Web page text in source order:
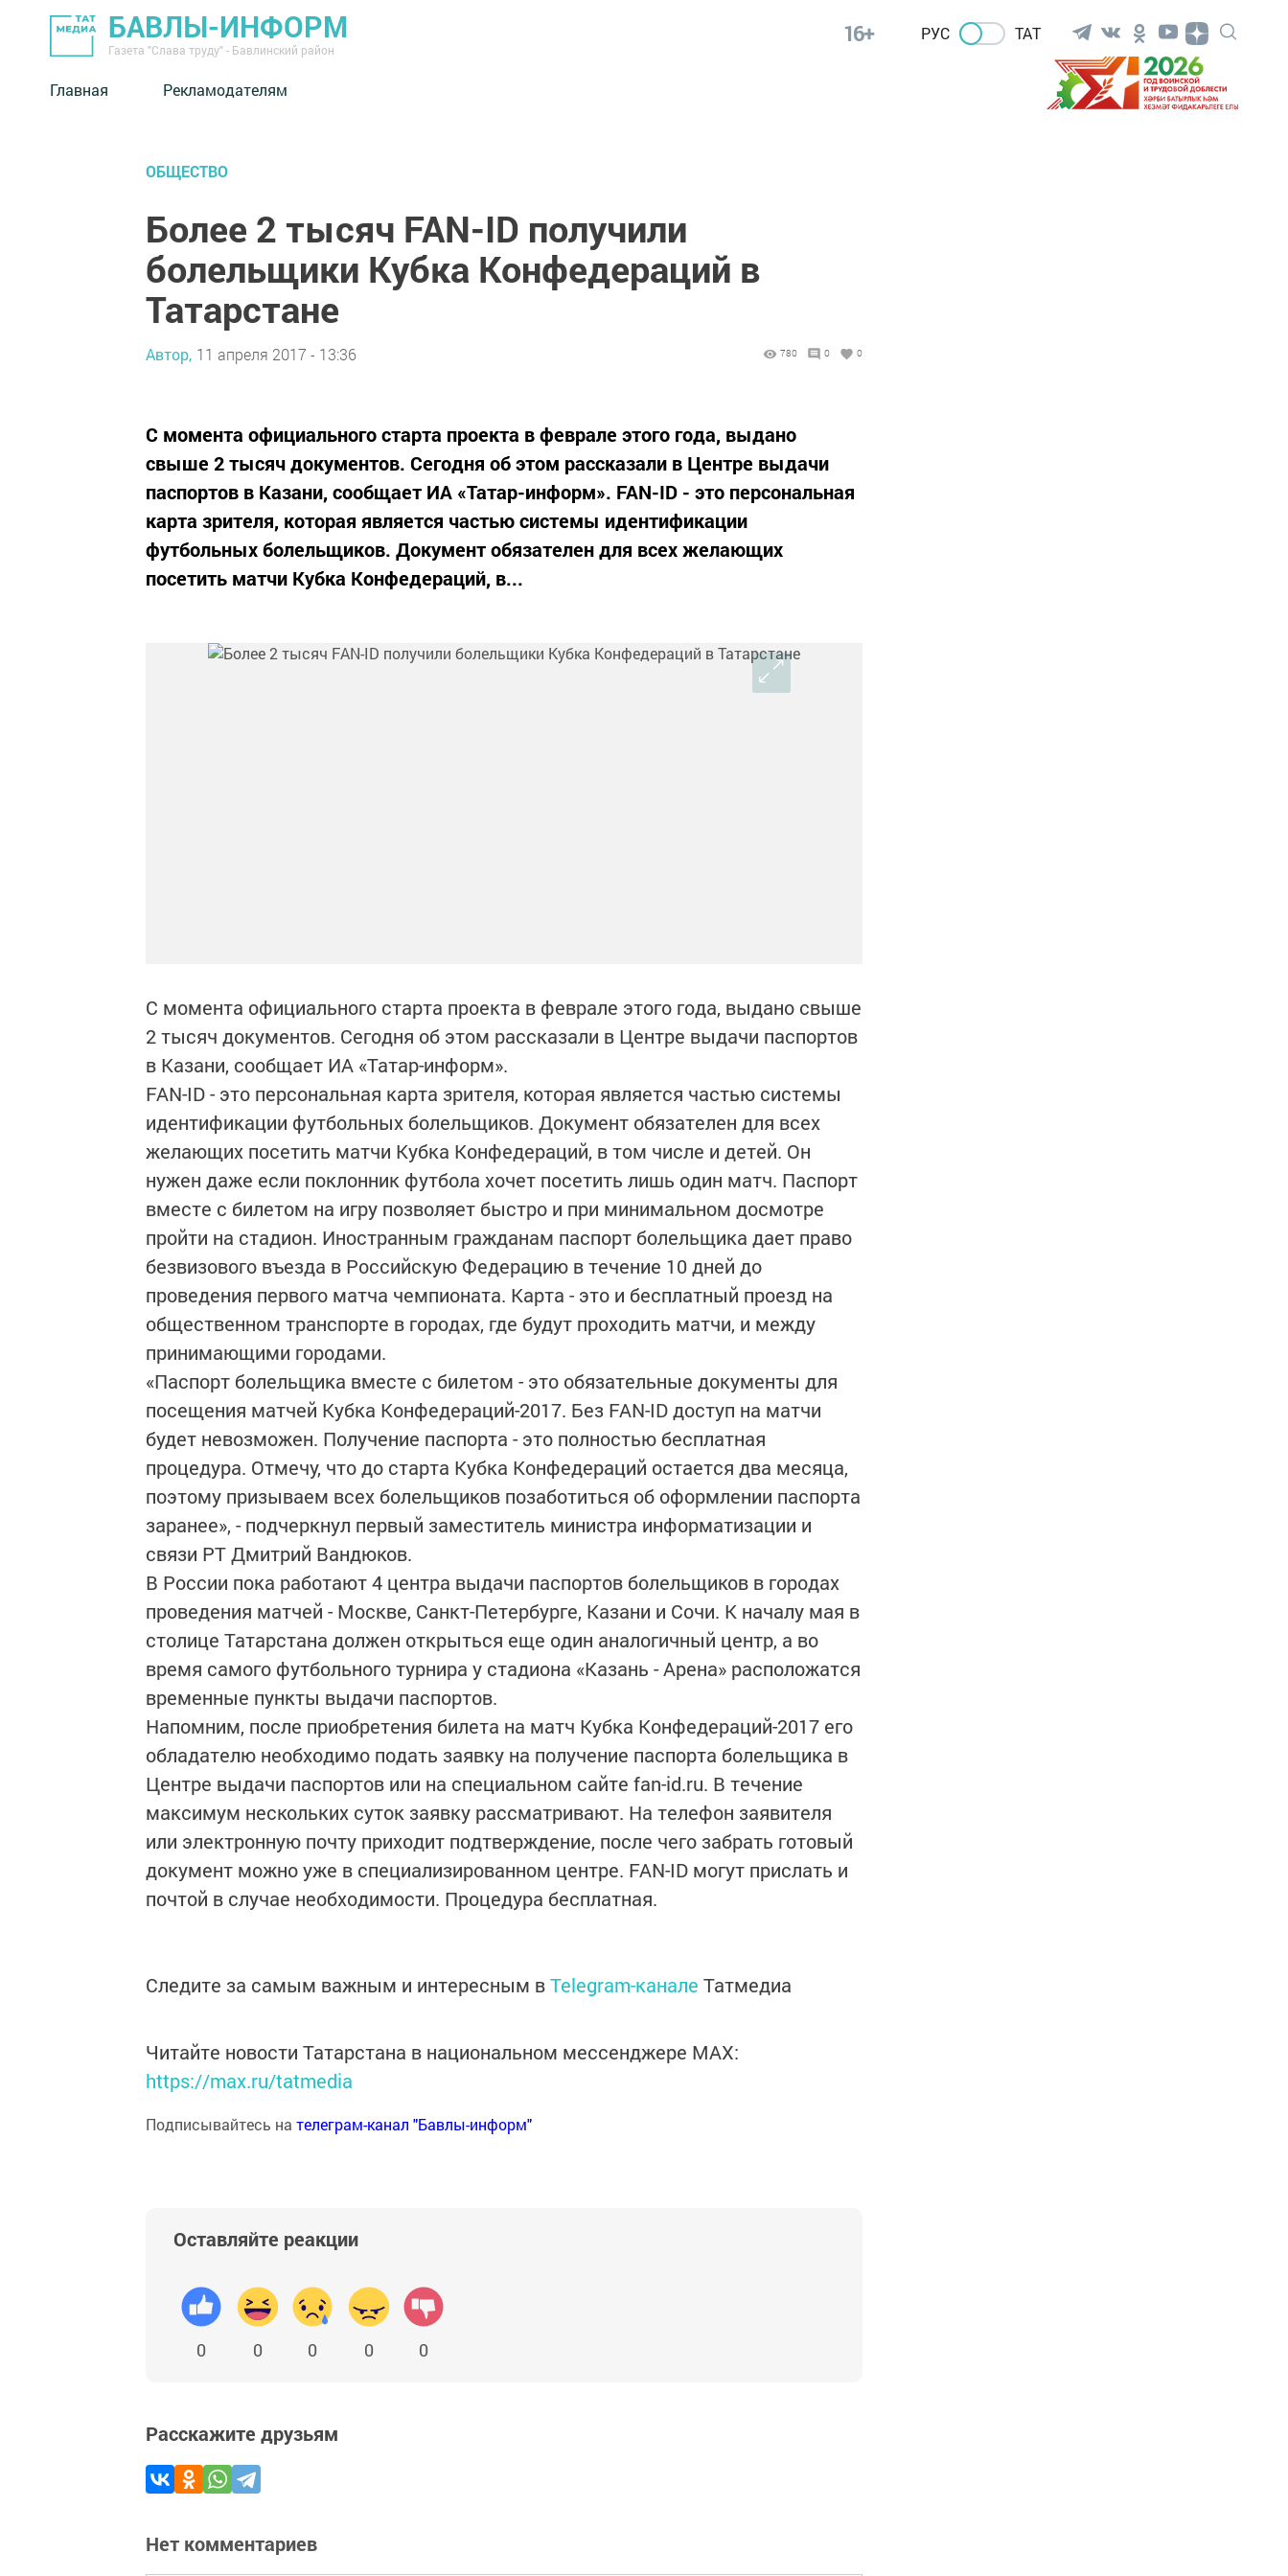
БАВЛЫ-ИНФОРМ
Газета "Слава труду" - Бавлинский район
16+ РУС ТАТ
Главная Рекламодателям
ОБЩЕСТВО
Более 2 тысяч FAN-ID получили
болельщики Кубка Конфедераций в
Татарстане
Автор, 11 апреля 2017 - 13:36 780 0 0
С момента официального старта проекта в феврале этого года, выдано
свыше 2 тысяч документов. Сегодня об этом рассказали в Центре выдачи
паспортов в Казани, сообщает ИА «Татар-информ». FAN-ID - это персональная
карта зрителя, которая является частью системы идентификации
футбольных болельщиков. Документ обязателен для всех желающих
посетить матчи Кубка Конфедераций, в...
С момента официального старта проекта в феврале этого года, выдано свыше
2 тысяч документов. Сегодня об этом рассказали в Центре выдачи паспортов
в Казани, сообщает ИА «Татар-информ».
FAN-ID - это персональная карта зрителя, которая является частью системы
идентификации футбольных болельщиков. Документ обязателен для всех
желающих посетить матчи Кубка Конфедераций, в том числе и детей. Он
нужен даже если поклонник футбола хочет посетить лишь один матч. Паспорт
вместе с билетом на игру позволяет быстро и при минимальном досмотре
пройти на стадион. Иностранным гражданам паспорт болельщика дает право
безвизового въезда в Российскую Федерацию в течение 10 дней до
проведения первого матча чемпионата. Карта - это и бесплатный проезд на
общественном транспорте в городах, где будут проходить матчи, и между
принимающими городами.
«Паспорт болельщика вместе с билетом - это обязательные документы для
посещения матчей Кубка Конфедераций-2017. Без FAN-ID доступ на матчи
будет невозможен. Получение паспорта - это полностью бесплатная
процедура. Отмечу, что до старта Кубка Конфедераций остается два месяца,
поэтому призываем всех болельщиков позаботиться об оформлении паспорта
заранее», - подчеркнул первый заместитель министра информатизации и
связи РТ Дмитрий Вандюков.
В России пока работают 4 центра выдачи паспортов болельщиков в городах
проведения матчей - Москве, Санкт-Петербурге, Казани и Сочи. К началу мая в
столице Татарстана должен открыться еще один аналогичный центр, а во
время самого футбольного турнира у стадиона «Казань - Арена» расположатся
временные пункты выдачи паспортов.
Напомним, после приобретения билета на матч Кубка Конфедераций-2017 его
обладателю необходимо подать заявку на получение паспорта болельщика в
Центре выдачи паспортов или на специальном сайте fan-id.ru. В течение
максимум нескольких суток заявку рассматривают. На телефон заявителя
или электронную почту приходит подтверждение, после чего забрать готовый
документ можно уже в специализированном центре. FAN-ID могут прислать и
почтой в случае необходимости. Процедура бесплатная.
Следите за самым важным и интересным вTelegram-канале Татмедиа
Читайте новости Татарстана в национальном мессенджере MАХ:
https://max.ru/tatmedia
Подписывайтесь на телеграм-канал "Бавлы-информ"
Оставляйте реакции
0 0 0 0 0
Расскажите друзьям
Нет комментариев